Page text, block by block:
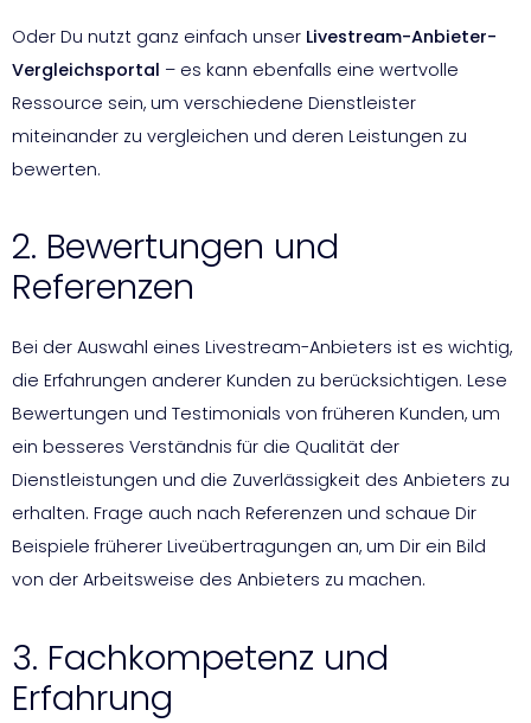
Oder Du nutzt ganz einfach unser Livestream-Anbieter-
Vergleichsportal – es kann ebenfalls eine wertvolle
Ressource sein, um verschiedene Dienstleister
miteinander zu vergleichen und deren Leistungen zu
bewerten.
2. Bewertungen und
Referenzen
Bei der Auswahl eines Livestream-Anbieters ist es wichtig,
die Erfahrungen anderer Kunden zu berücksichtigen. Lese
Bewertungen und Testimonials von früheren Kunden, um
ein besseres Verständnis für die Qualität der
Dienstleistungen und die Zuverlässigkeit des Anbieters zu
erhalten. Frage auch nach Referenzen und schaue Dir
Beispiele früherer Liveübertragungen an, um Dir ein Bild
von der Arbeitsweise des Anbieters zu machen.
3. Fachkompetenz und
Erfahrung